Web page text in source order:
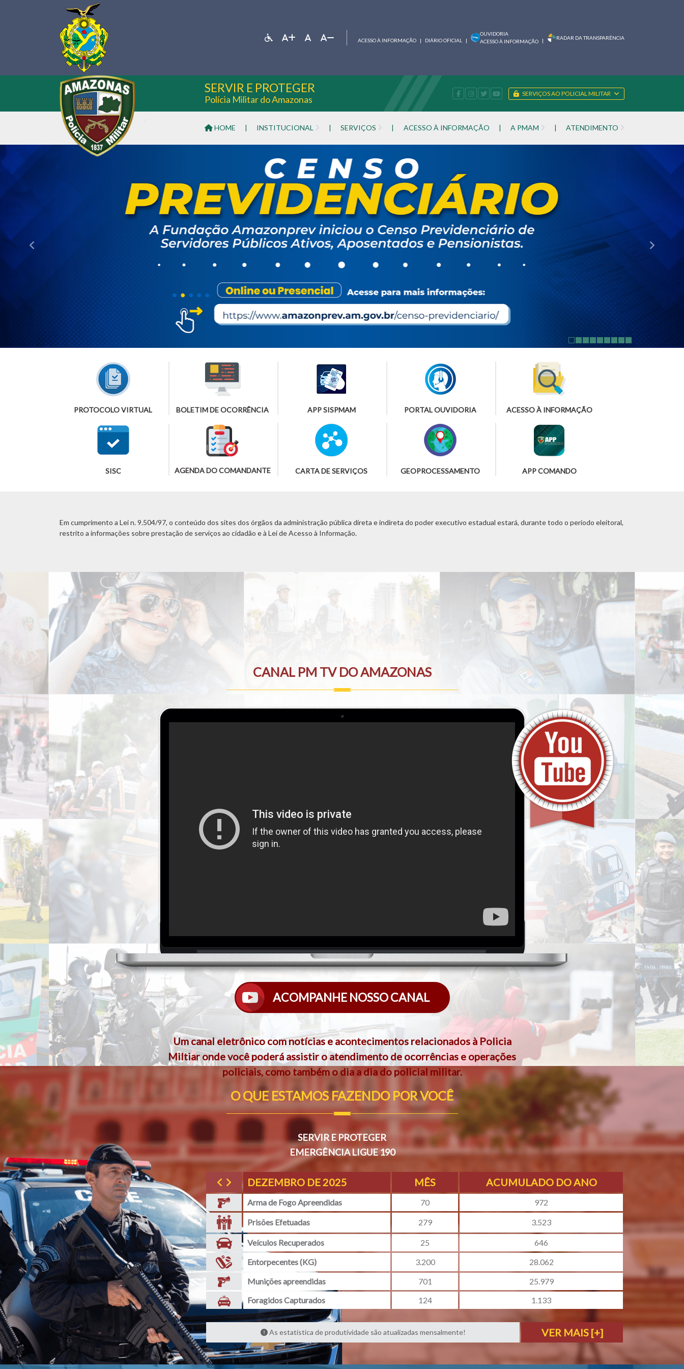
ACESSO À INFORMAÇÃO | DIÁRIO OFICIAL |
OUVIDORIA
ACESSO À INFORMAÇÃO
| RADAR DA TRANSPARÊNCIA
SERVIR E PROTEGER
Polícia Militar do Amazonas
SERVIÇOS AO POLICIAL MILITAR
HOME | INSTITUCIONAL | SERVIÇOS | ACESSO À INFORMAÇÃO | A PMAM | ATENDIMENTO
PROTOCOLO VIRTUAL BOLETIM DE OCORRÊNCIA APP SISPMAM PORTAL OUVIDORIA ACESSO À INFORMAÇÃO
SISC AGENDA DO COMANDANTE CARTA DE SERVIÇOS GEOPROCESSAMENTO APP COMANDO
Em cumprimento a Lei n. 9.504/97, o conteúdo dos sites dos órgãos da administração pública direta e indireta do poder executivo estadual estará, durante todo o período eleitoral,
restrito a informações sobre prestação de serviços ao cidadão e à Lei de Acesso à Informação.
CANAL PM TV DO AMAZONAS
ACOMPANHE NOSSO CANAL
Um canal eletrônico com notícias e acontecimentos relacionados à Policia
Miltiar onde você poderá assistir o atendimento de ocorrências e operações
policiais, como também o dia a dia do policial militar.
O QUE ESTAMOS FAZENDO POR VOCÊ
SERVIR E PROTEGER
EMERGÊNCIA LIGUE 190
DEZEMBRO DE 2025 MÊS ACUMULADO DO ANO
Arma de Fogo Apreendidas 70 972
Prisões Efetuadas 279 3.523
Veículos Recuperados 25
646
Entorpecentes (KG)
3.200
28.062
Munições apreendidas
701
25.979
Foragidos Capturados
124 1.133
As estatística de produtividade são atualizadas mensalmente! VER MAIS [+]